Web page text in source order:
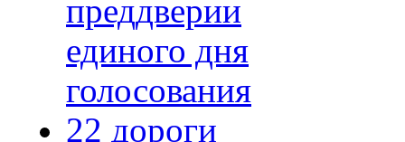
преддверии
единого дня
голосования
22 дороги